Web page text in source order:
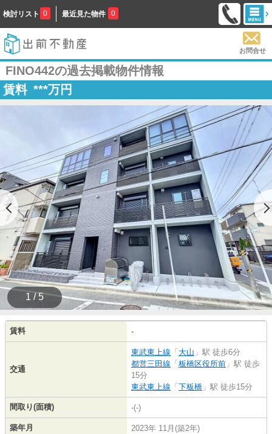
検討リスト 0 最近見た物件 0
お問合せ
FINO442の過去掲載物件情報
賃料 ***万円
1 / 5
賃料 -
交通
東武東上線 「 大山 」駅 徒歩6分
都営三田線 「 板橋区役所前 」駅 徒歩
15分
東武東上線 「 下板橋 」駅 徒歩15分
間取り(面積) -(-)
築年月 2023年 11月(築2年)